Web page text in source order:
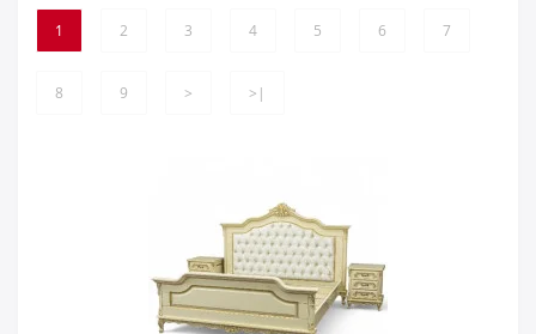
1 2 3 4 5 6 7
8 9 > >|